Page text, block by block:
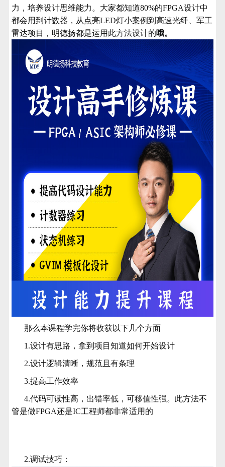
力，培养设计思维能力。大家都知道80%的FPGA设计中
都会用到计数器，从点亮LED灯小案例到高速光纤、军工
雷达项目，明德扬都是运用此方法设计的哦。
那么本课程学完你将收获以下几个方面
1.设计有思路，拿到项目知道如何开始设计
2.设计逻辑清晰，规范且有条理
3.提高工作效率
4.代码可读性高，出错率低，可移值性强。此方法不
管是做FPGA还是IC工程师都非常适用的
2.调试技巧：